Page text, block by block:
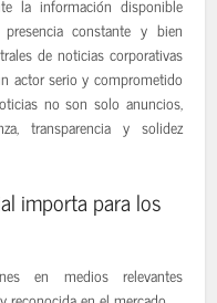
constante y bien
de noticias corporativas
actor serio y comprometido
no son solo anuncios,
transparencia y solidez
importa para los
en medios relevantes